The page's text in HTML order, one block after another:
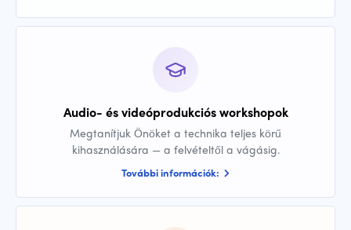
Audio- és videóprodukciós workshopok
Megtanítjuk Önöket a technika teljes körű
kihasználására — a felvételtől a vágásig.
További információk: